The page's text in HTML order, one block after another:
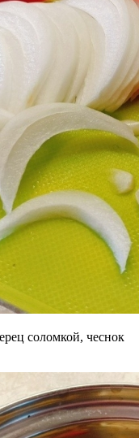
соломкой, чеснок